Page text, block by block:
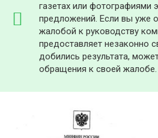
газетах или фотографиями
предложений. Если вы уже
жалобой к руководству
предоставляет незаконно
добились результата,
обращения к своей жалобе.